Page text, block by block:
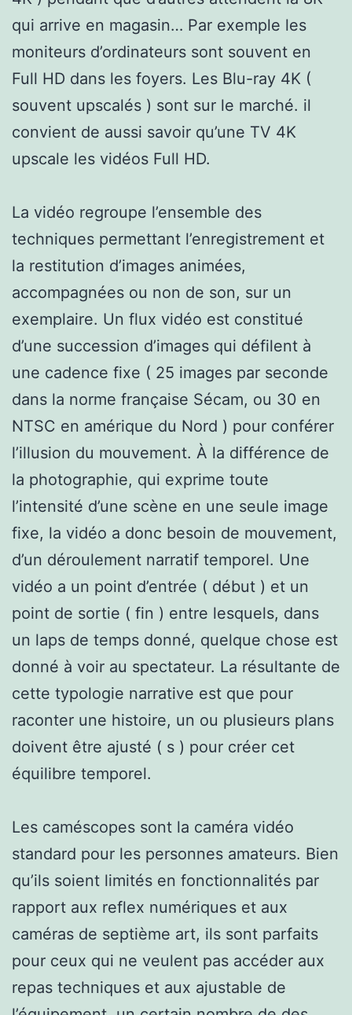
qui arrive en magasin… Par exemple les
moniteurs d’ordinateurs sont souvent en
Full HD dans les foyers. Les Blu-ray 4K (
souvent upscalés ) sont sur le marché. il
convient de aussi savoir qu’une TV 4K
upscale les vidéos Full HD.
La vidéo regroupe l’ensemble des
techniques permettant l’enregistrement et
la restitution d’images animées,
accompagnées ou non de son, sur un
exemplaire. Un flux vidéo est constitué
d’une succession d’images qui défilent à
une cadence fixe ( 25 images par seconde
dans la norme française Sécam, ou 30 en
NTSC en amérique du Nord ) pour conférer
l’illusion du mouvement. À la différence de
la photographie, qui exprime toute
l’intensité d’une scène en une seule image
fixe, la vidéo a donc besoin de mouvement,
d’un déroulement narratif temporel. Une
vidéo a un point d’entrée ( début ) et un
point de sortie ( fin ) entre lesquels, dans
un laps de temps donné, quelque chose est
donné à voir au spectateur. La résultante de
cette typologie narrative est que pour
raconter une histoire, un ou plusieurs plans
doivent être ajusté ( s ) pour créer cet
équilibre temporel.
Les caméscopes sont la caméra vidéo
standard pour les personnes amateurs. Bien
qu’ils soient limités en fonctionnalités par
rapport aux reflex numériques et aux
caméras de septième art, ils sont parfaits
pour ceux qui ne veulent pas accéder aux
repas techniques et aux ajustable de